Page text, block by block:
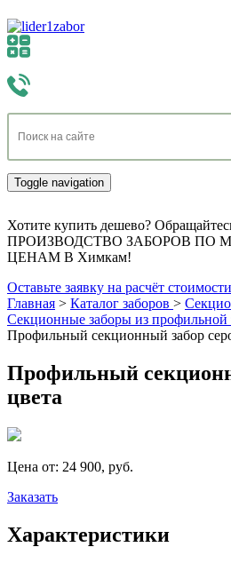
Toggle navigation
Хотите купить дешево?
ПРОИЗВОДСТВО ЗАБОРОВ ПО
ЦЕНАМ В Химкам!
Оставьте заявку на расчёт
Главная > Каталог заборов >
Секционные заборы из
Профильный секционный забор
Профильный
цвета
Цена от: 24 900, руб.
Заказать
Характеристики